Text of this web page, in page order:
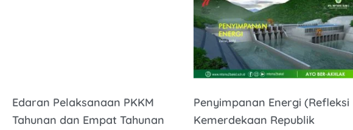
Edaran Pelaksanaan PKKM
Tahunan dan Empat Tahunan
Penyimpanan Energi (Refleksi
Kemerdekaan Republik